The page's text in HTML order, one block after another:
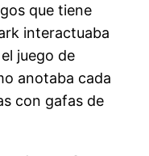
que tiene
interactuaba
juego de
anotaba cada
con gafas de